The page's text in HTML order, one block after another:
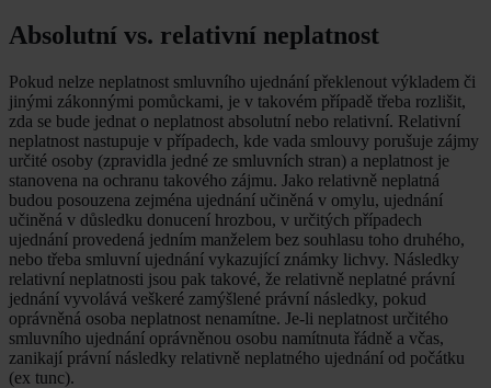
Absolutní vs. relativní neplatnost
Pokud nelze neplatnost smluvního ujednání překlenout výkladem či
jinými zákonnými pomůckami, je v takovém případě třeba rozlišit,
zda se bude jednat o neplatnost absolutní nebo relativní. Relativní
neplatnost nastupuje v případech, kde vada smlouvy porušuje zájmy
určité osoby (zpravidla jedné ze smluvních stran) a neplatnost je
stanovena na ochranu takového zájmu. Jako relativně neplatná
budou posouzena zejména ujednání učiněná v omylu, ujednání
učiněná v důsledku donucení hrozbou, v určitých případech
ujednání provedená jedním manželem bez souhlasu toho druhého,
nebo třeba smluvní ujednání vykazující známky lichvy. Následky
relativní neplatnosti jsou pak takové, že relativně neplatné právní
jednání vyvolává veškeré zamýšlené právní následky, pokud
oprávněná osoba neplatnost nenamítne. Je-li neplatnost určitého
smluvního ujednání oprávněnou osobu namítnuta řádně a včas,
zanikají právní následky relativně neplatného ujednání od počátku
(ex tunc).